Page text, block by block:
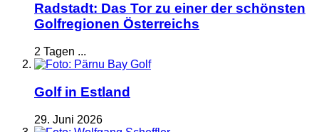
Radstadt: Das Tor zu einer der schönsten
Golfregionen Österreichs
2 Tagen ...
Golf in Estland
29. Juni 2026